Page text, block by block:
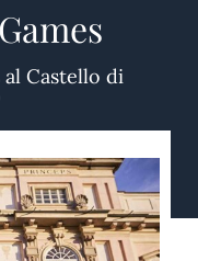
Castello di